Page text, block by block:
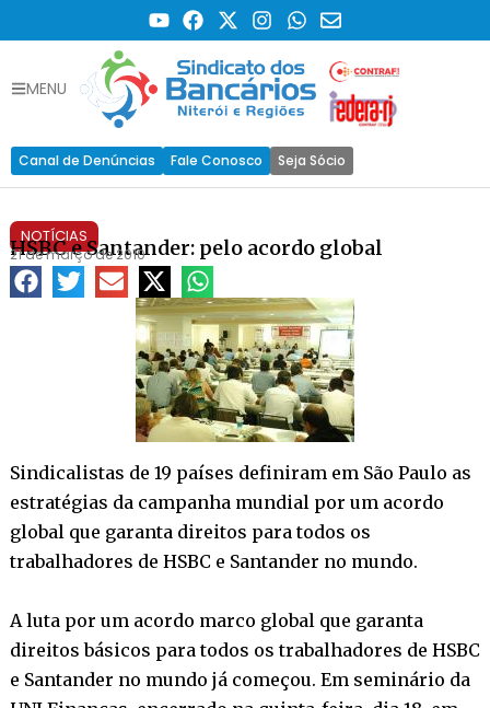
MENU
Canal de Denúncias Fale Conosco Seja Sócio
NOTÍCIAS
HSBC e Santander: pelo acordo global
21 de março de 2010
Sindicalistas de 19 países definiram em São Paulo as
estratégias da campanha mundial por um acordo
global que garanta direitos para todos os
trabalhadores de HSBC e Santander no mundo.
A luta por um acordo marco global que garanta
direitos básicos para todos os trabalhadores de HSBC
e Santander no mundo já começou. Em seminário da